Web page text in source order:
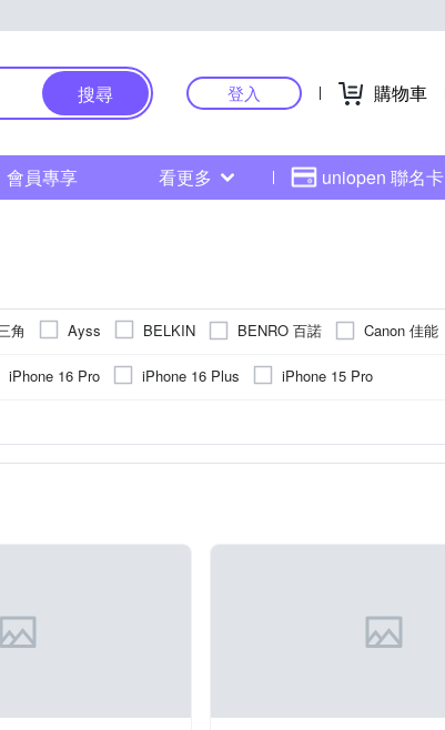
搜尋 登入 購物車
會員專享 看更多 uniopen 聯名卡
角 Ayss BELKIN BENRO 百諾
Canon 佳能
彩宣 FUJIFILM 富士 GCOMM
Godox 神牛
NILLKIN o-one Panasonic 國際牌
PHILIPS 飛利浦
iPhone 16 Pro iPhone 16 Plus
iPhone 15 Pro
Max
17系列 iPhone 11 iPhone 12 mini
紅米系列